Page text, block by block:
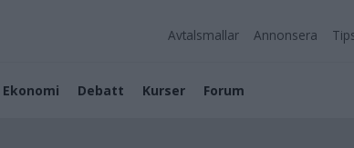
Avtalsmallar Annonsera
Ekonomi Debatt Kurser Forum